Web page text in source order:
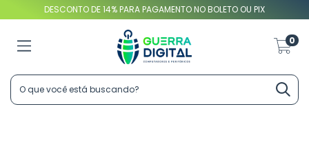
DESCONTO DE 14% PARA PAGAMENTO NO BOLETO OU PIX
0